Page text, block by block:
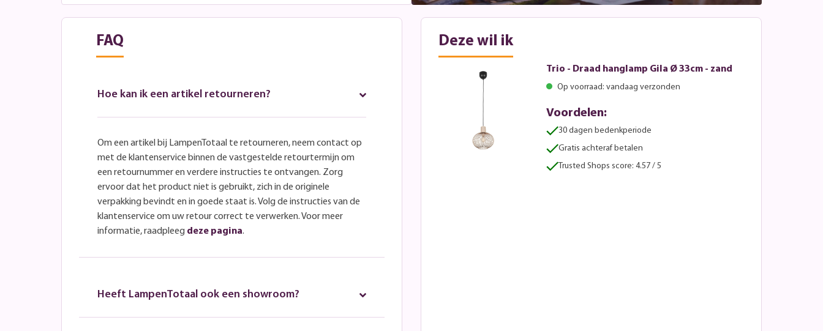
FAQ
Hoe kan ik een artikel retourneren?
Om een artikel bij LampenTotaal te retourneren, neem contact op
met de klantenservice binnen de vastgestelde retourtermijn om
een retournummer en verdere instructies te ontvangen. Zorg
ervoor dat het product niet is gebruikt, zich in de originele
verpakking bevindt en in goede staat is. Volg de instructies van de
klantenservice om uw retour correct te verwerken. Voor meer
informatie, raadpleeg deze pagina.
Heeft LampenTotaal ook een showroom?
Deze wil ik
Trio - Draad hanglamp Gila Ø 33cm - zand
Op voorraad: vandaag verzonden
Voordelen:
30 dagen bedenkperiode
Gratis achteraf betalen
Trusted Shops score: 4.57 / 5